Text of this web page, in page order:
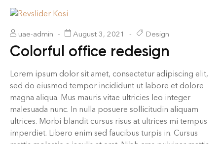
uae-admin August 3, 2021 Design
Colorful office redesign
Lorem ipsum dolor sit amet, consectetur adipiscing elit,
sed do eiusmod tempor incididunt ut labore et dolore
magna aliqua. Mus mauris vitae ultricies leo integer
malesuada nunc. In nulla posuere sollicitudin aliquam
ultrices. Morbi blandit cursus risus at ultrices mi tempus
imperdiet. Libero enim sed faucibus turpis in. Cursus